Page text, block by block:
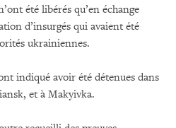
été libérés qu’en échange
d’insurgés qui avaient été
ukrainiennes.
indiqué avoir été détenues dans
et à Makyivka.